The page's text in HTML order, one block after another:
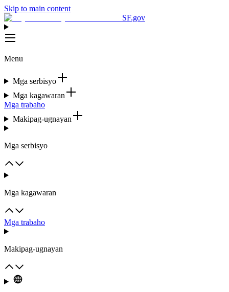
Skip to main content
SF.gov
Menu
Mga serbisyo
Mga kagawaran
Mga trabaho
Makipag-ugnayan
Mga serbisyo
Mga kagawaran
Mga trabaho
Makipag-ugnayan